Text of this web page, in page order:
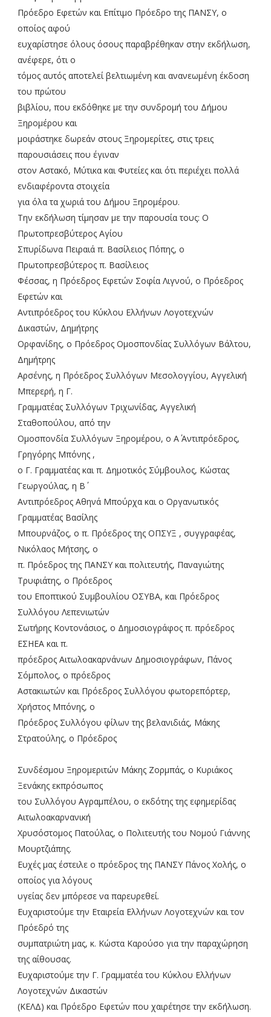
Πρόεδρο Εφετών και Επίτιμο Πρόεδρο της ΠΑΝΣΥ, ο
οποίος αφού
ευχαρίστησε όλους όσους παραβρέθηκαν στην εκδήλωση,
ανέφερε, ότι ο
τόμος αυτός αποτελεί βελτιωμένη και ανανεωμένη έκδοση
του πρώτου
βιβλίου, που εκδόθηκε με την συνδρομή του Δήμου
Ξηρομέρου και
μοιράστηκε δωρεάν στους Ξηρομερίτες, στις τρεις
παρουσιάσεις που έγιναν
στον Αστακό, Μύτικα και Φυτείες και ότι περιέχει πολλά
ενδιαφέροντα στοιχεία
για όλα τα χωριά του Δήμου Ξηρομέρου.
Την εκδήλωση τίμησαν με την παρουσία τους: Ο
Πρωτοπρεσβύτερος Αγίου
Σπυρίδωνα Πειραιά π. Βασίλειος Πόπης, ο
Πρωτοπρεσβύτερος π. Βασίλειος
Φέσσας, η Πρόεδρος Εφετών Σοφία Λιγνού, ο Πρόεδρος
Εφετών και
Αντιπρόεδρος του Κύκλου Ελλήνων Λογοτεχνών
Δικαστών, Δημήτρης
Ορφανίδης, ο Πρόεδρος Ομοσπονδίας Συλλόγων Βάλτου,
Δημήτρης
Αρσένης, η Πρόεδρος Συλλόγων Μεσολογγίου, Αγγελική
Μπερερή, η Γ.
Γραμματέας Συλλόγων Τριχωνίδας, Αγγελική
Σταθοπούλου, από την
Ομοσπονδία Συλλόγων Ξηρομέρου, ο Α΄ Αντιπρόεδρος,
Γρηγόρης Μπόνης ,
ο Γ. Γραμματέας και π. Δημοτικός Σύμβουλος, Κώστας
Γεωργούλας, η Β΄
Αντιπρόεδρος Αθηνά Μπούρχα και ο Οργανωτικός
Γραμματέας Βασίλης
Μπουρνάζος, ο π. Πρόεδρος της ΟΠΣΥΞ , συγγραφέας,
Νικόλαος Μήτσης, ο
π. Πρόεδρος της ΠΑΝΣΥ και πολιτευτής, Παναγιώτης
Τρυφιάτης, ο Πρόεδρος
του Εποπτικού Συμβουλίου ΟΣΥΒΑ, και Πρόεδρος
Συλλόγου Λεπενιωτών
Σωτήρης Κοντονάσιος, ο Δημοσιογράφος π. πρόεδρος
ΕΣΗΕΑ και π.
πρόεδρος Αιτωλοακαρνάνων Δημοσιογράφων, Πάνος
Σόμπολος, ο πρόεδρος
Αστακιωτών και Πρόεδρος Συλλόγου φωτορεπόρτερ,
Χρήστος Μπόνης, ο
Πρόεδρος Συλλόγου φίλων της βελανιδιάς, Μάκης
Στρατούλης, ο Πρόεδρος
Συνδέσμου Ξηρομεριτών Μάκης Ζορμπάς, ο Κυριάκος
Ξενάκης εκπρόσωπος
του Συλλόγου Αγραμπέλου, ο εκδότης της εφημερίδας
Αιτωλοακαρνανική
Χρυσόστομος Πατούλας, ο Πολιτευτής του Νομού Γιάννης
Μουρτζιάπης.
Ευχές μας έστειλε ο πρόεδρος της ΠΑΝΣΥ Πάνος Χολής, ο
οποίος για λόγους
υγείας δεν μπόρεσε να παρευρεθεί.
Ευχαριστούμε την Εταιρεία Ελλήνων Λογοτεχνών και τον
Πρόεδρό της
συμπατριώτη μας, κ. Κώστα Καρούσο για την παραχώρηση
της αίθουσας.
Ευχαριστούμε την Γ. Γραμματέα του Κύκλου Ελλήνων
Λογοτεχνών Δικαστών
(ΚΕΛΔ) και Πρόεδρο Εφετών που χαιρέτησε την εκδήλωση.